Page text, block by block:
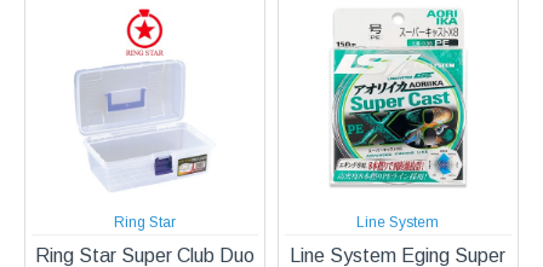
Ring Star
Ring Star Super Club Duo
Line System
Line System Eging Super